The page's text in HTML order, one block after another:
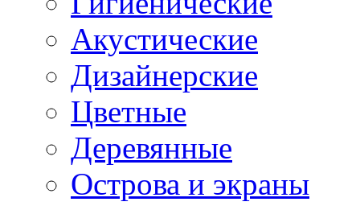
Акустические
Дизайнерские
Цветные
Деревянные
Острова и экраны